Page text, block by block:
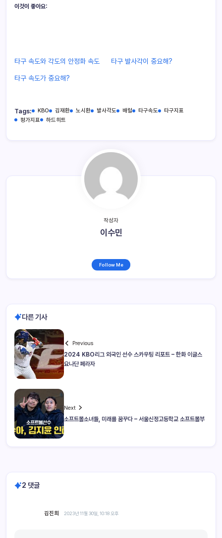
이것이 좋아요:
타구 속도와 각도의 안정화 속도 타구 발사각이 중요해?
타구 속도가 중요해?
Tags: KBO 김재환 노시환 발사각도 배럴 타구속도
타구지표
평가지표
하드히트
작성자
이수민
Follow Me
다른 기사
Previous
2024 KBO리그 외국인 선수 스카우팅 리포트 – 한화 이글스
요나단 페라자
Next
소프트볼소녀들, 미래를 꿈꾸다 – 서울신정고등학교 소프트볼부
2 댓글
김진희 2023년 11월 30일, 10:18 오후